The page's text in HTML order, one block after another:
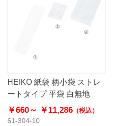
HEIKO 紙袋 柄小袋 ストレ
ートタイプ 平袋 白無地
￥660～ ￥11,286 （税込）
61-304-10